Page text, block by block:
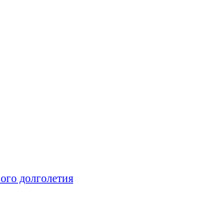
долголетия